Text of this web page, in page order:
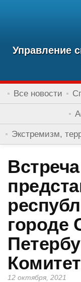
Управление
Все новости
Экстремизм,
городе
12 октября, 2021